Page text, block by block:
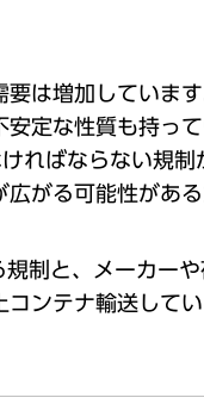
は増加していま
定な性質も持っ
ればならない規制
がる可能性がある
制と、メーカー
ンテナ輸送して